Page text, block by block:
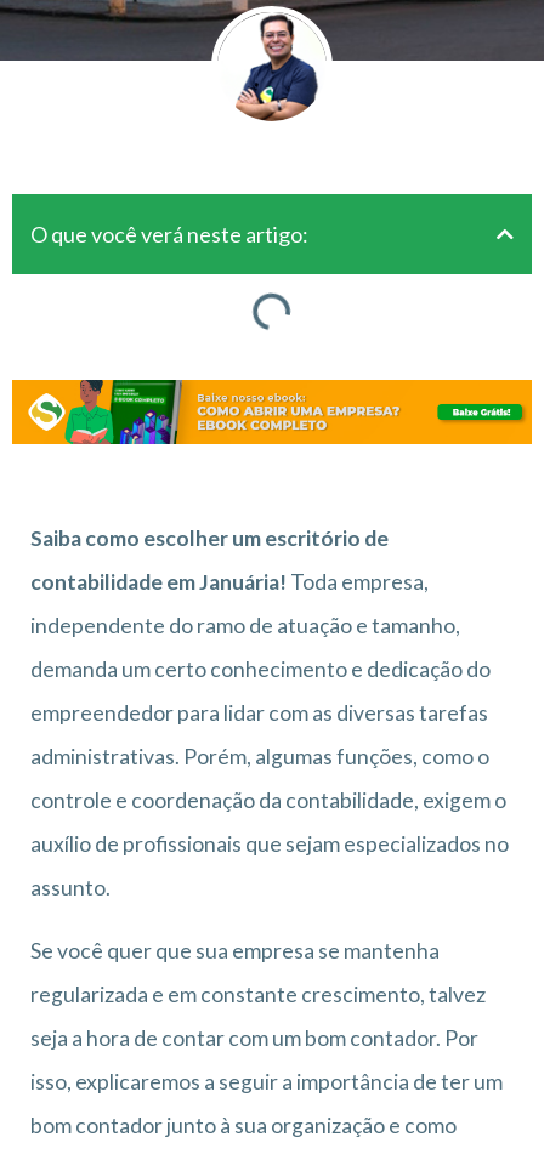
O que você verá neste artigo:
Saiba como escolher um escritório de
contabilidade em Januária! Toda empresa,
independente do ramo de atuação e tamanho,
demanda um certo conhecimento e dedicação do
empreendedor para lidar com as diversas tarefas
administrativas. Porém, algumas funções, como o
controle e coordenação da contabilidade, exigem o
auxílio de profissionais que sejam especializados no
assunto.
Se você quer que sua empresa se mantenha
regularizada e em constante crescimento, talvez
seja a hora de contar com um bom contador. Por
isso, explicaremos a seguir a importância de ter um
bom contador junto à sua organização e como